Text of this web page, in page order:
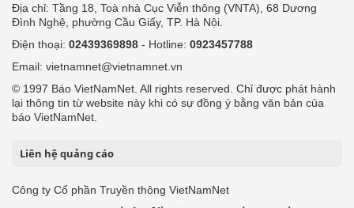
Địa chỉ: Tầng 18, Toà nhà Cục Viễn thông (VNTA), 68 Dương
Đình Nghệ, phường Cầu Giấy, TP. Hà Nội.
Điện thoại: 02439369898 - Hotline: 0923457788
Email: vietnamnet@vietnamnet.vn
© 1997 Báo VietNamNet. All rights reserved. Chỉ được phát hành
lại thông tin từ website này khi có sự đồng ý bằng văn bản của
báo VietNamNet.
Liên hệ quảng cáo
Công ty Cổ phần Truyền thông VietNamNet